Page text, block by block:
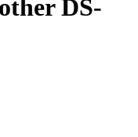
DS-